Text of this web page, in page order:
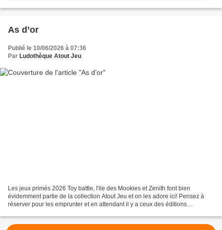
As d’or
Publié le 10/06/2026 à 07:36
Par Ludothèque Atout Jeu
Les jeux primés 2026 Toy battle, l'ile des Mookies et Zenith font bien
évidemment partie de la collection Atout Jeu et on les adore ici! Pensez à
réserver pour les emprunter et en attendant il y a ceux des éditions